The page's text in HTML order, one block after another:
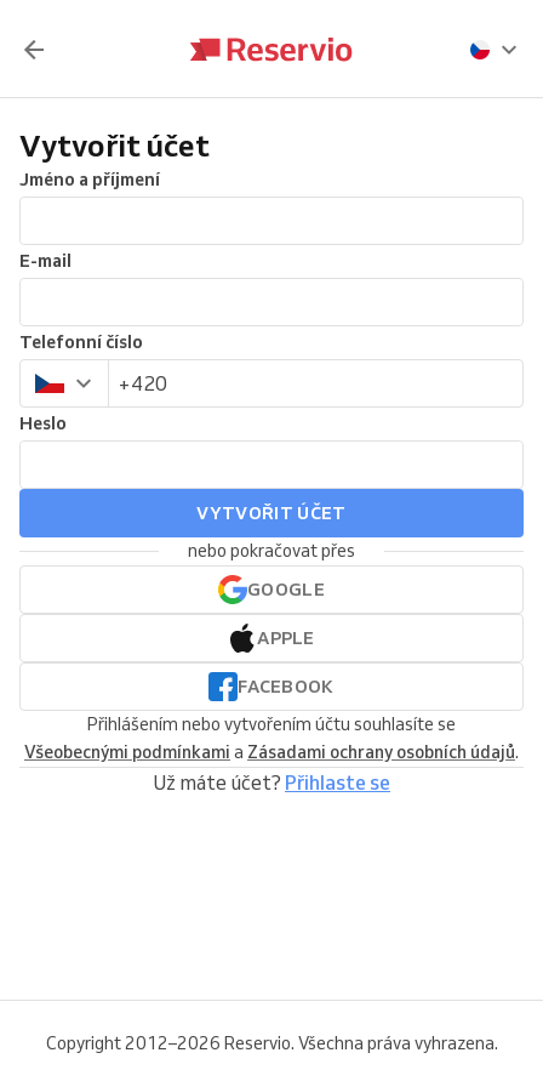
Vytvořit účet
Jméno a příjmení
E-mail
Telefonní číslo
Heslo
VYTVOŘIT ÚČET
nebo pokračovat přes
GOOGLE
APPLE
FACEBOOK
Přihlášením nebo vytvořením účtu souhlasíte se
Všeobecnými podmínkami a Zásadami ochrany osobních údajů.
Už máte účet? Přihlaste se
Copyright 2012–2026 Reservio. Všechna práva vyhrazena.